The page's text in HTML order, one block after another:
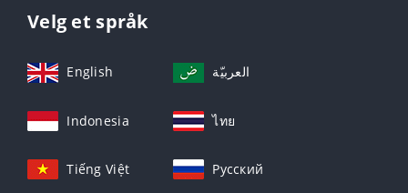
Velg et språk
English العربيّة
Indonesia ไทย
Tiếng Việt Русский